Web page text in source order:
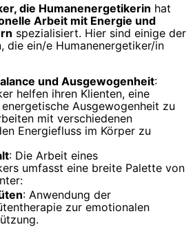
die Humanenergetikerin hat
Arbeit mit Energie und
spezialisiert. Hier sind einige der
die ein/e Humanenergetiker/in
und Ausgewogenheit:
helfen ihren Klienten, eine
Ausgewogenheit zu
mit verschiedenen
Energiefluss im Körper zu
: Die Arbeit eines
umfasst eine breite Palette von
: Anwendung der
zur emotionalen